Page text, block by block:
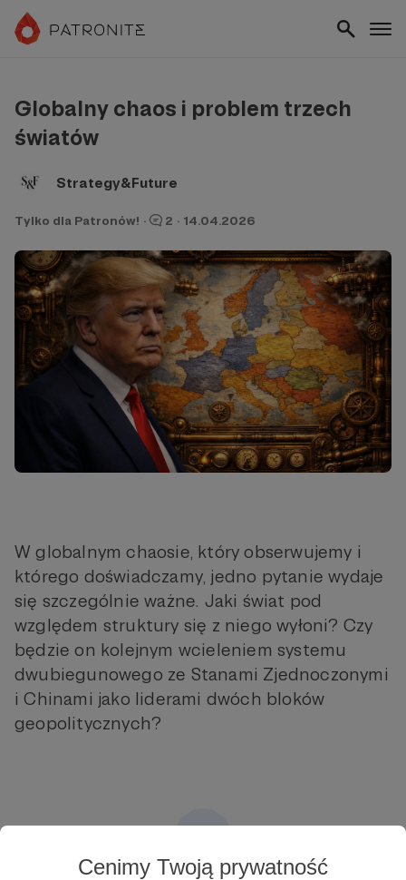
Cenimy Twoją prywatność
Globalny chaos i problem trzech
światów
Strategy&Future
Tylko dla Patronów! · 2 · 14.04.2026
W globalnym chaosie, który obserwujemy i
którego doświadczamy, jedno pytanie wydaje
się szczególnie ważne. Jaki świat pod
względem struktury się z niego wyłoni? Czy
będzie on kolejnym wcieleniem systemu
dwubiegunowego ze Stanami Zjednoczonymi
i Chinami jako liderami dwóch bloków
geopolitycznych?